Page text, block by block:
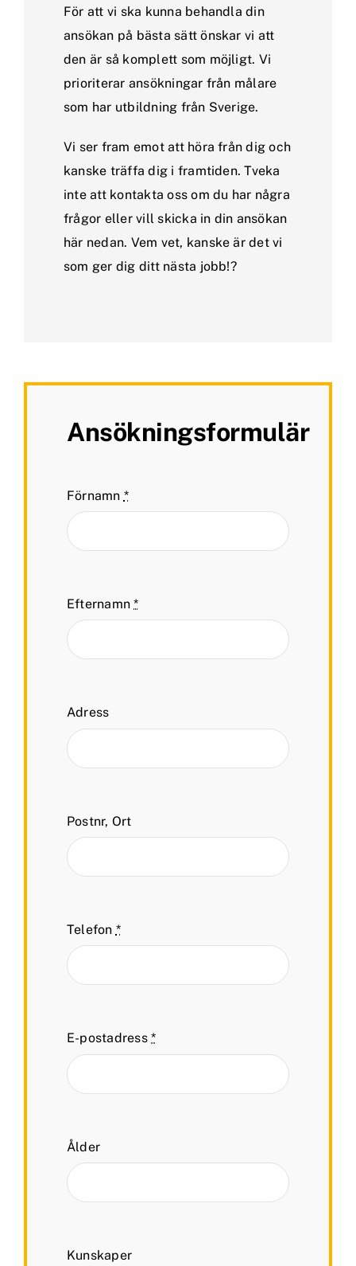
För att vi ska kunna behandla din
ansökan på bästa sätt önskar vi att
den är så komplett som möjligt. Vi
prioriterar ansökningar från målare
som har utbildning från Sverige.
Vi ser fram emot att höra från dig och
kanske träffa dig i framtiden. Tveka
inte att kontakta oss om du har några
frågor eller vill skicka in din ansökan
här nedan. Vem vet, kanske är det vi
som ger dig ditt nästa jobb!?
Ansökningsformulär
Förnamn *
Efternamn*
Adress
Postnr, Ort
Telefon *
E-postadress*
Ålder
Kunskaper